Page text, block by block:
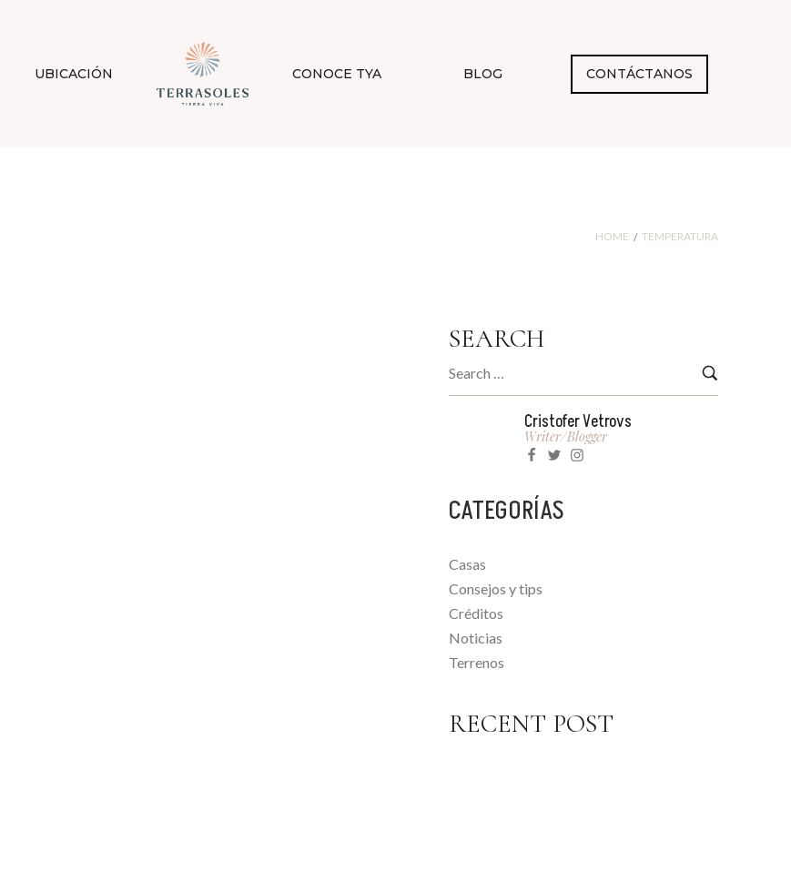
UBICACIÓN CONOCE TYA BLOG CONTÁCTANOS
HOME / TEMPERATURA
SEARCH
Cristofer Vetrovs
Writer/blogger
CATEGORÍAS
Casas
Consejos y tips
Créditos
Noticias
Terrenos
RECENT POST